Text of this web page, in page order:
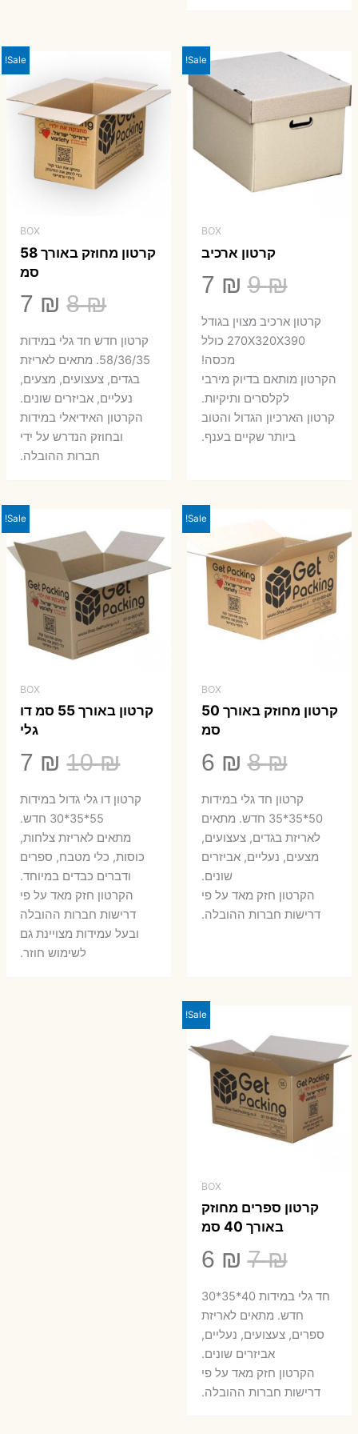
29 ₪.
23 ₪.
Sale!
BOX
קרטון ארכיב
9₪
המחיר
המקורי
היה:
9 ₪.
7 ₪
הנוכחי
הוא:
קרטון ארכיב מצוין בגודל
270X320X390 כולל
מכסה!
הקרטון מותאם בדיוק מירבי
לקלסרים ותיקיות.
קרטון הארכיון הגדול והטוב
ביותר שקיים בענף.
Sale!
BOX
קרטון מחוזק באורך 58
סמ
8₪
היה:
8 ₪.
7 ₪
7 ₪.
קרטון חדש חד גלי במידות
58/36/35. מתאים לאריזת
בגדים, צעצועים, מצעים,
נעליים, אביזרים שונים.
הקרטון האידיאלי במידות
ובחוזק הנדרש על ידי
חברות ההובלה.
Sale!
BOX
קרטון מחוזק באורך 50
סמ
8₪
המחיר
המקורי
היה:
8 ₪.
6 ₪
הנוכחיקרטון חד גלי במידות
50*35*35 חדש. מתאים
לאריזת בגדים, צעצועים,
מצעים, נעליים, אביזרים
שונים.
הקרטון חזק מאד על פי
דרישות חברות ההובלה.
Sale!
BOX
קרטון באורך 55 סמ דו
גלי
10₪
היה:
10 ₪.
7 ₪
7 ₪.
קרטון דו גלי גדול במידות
55*35*30 חדש.
מתאים לאריזת צלחות,
כוסות, כלי מטבח, ספרים
ודברים כבדים במיוחד.
הקרטון חזק מאד על פי
דרישות חברות ההובלה
ובעל עמידות מצויינת גם
לשימוש חוזר.
Sale!
BOX
קרטון ספרים מחוזק
באורך 40 סמ
7₪
המחיר
המקורי
היה:
7 ₪.
6 ₪
הוא:
חד גלי במידות 40*35*30
חדש. מתאים לאריזת
ספרים, צעצועים, נעליים,
אביזרים שונים.
הקרטון חזק מאד על פי
דרישות חברות ההובלה.